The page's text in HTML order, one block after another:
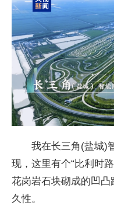
我在长三角(盐城)
现，这里有个“比利时
花岗岩石块砌成的凹
久性。